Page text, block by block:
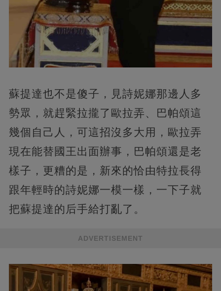
蘇提達也不是傻子，見詩妮娜那邊人多
勢眾，就趕緊拉攏了歐拉弄、巴帕頌這
幾個自己人，可這招沒多大用，歐拉弄
現在能替國王出面辦事，巴帕頌還是老
樣子，更糟的是，新來的恰由特拉長得
跟年輕時的詩妮娜一模一樣，一下子就
把蘇提達的后手給打亂了。
ADVERTISEMENT